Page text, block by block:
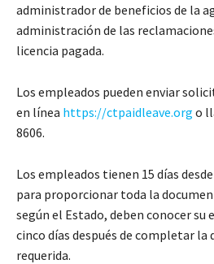
administrador de beneficios de la
administración de las
licencia pagada.
Los empleados pueden enviar
en línea https://ctpaidleave.org o
8606.
Los empleados tienen 15 días
para proporcionar toda la
según el Estado, deben conocer su
cinco días después de completar la
requerida.